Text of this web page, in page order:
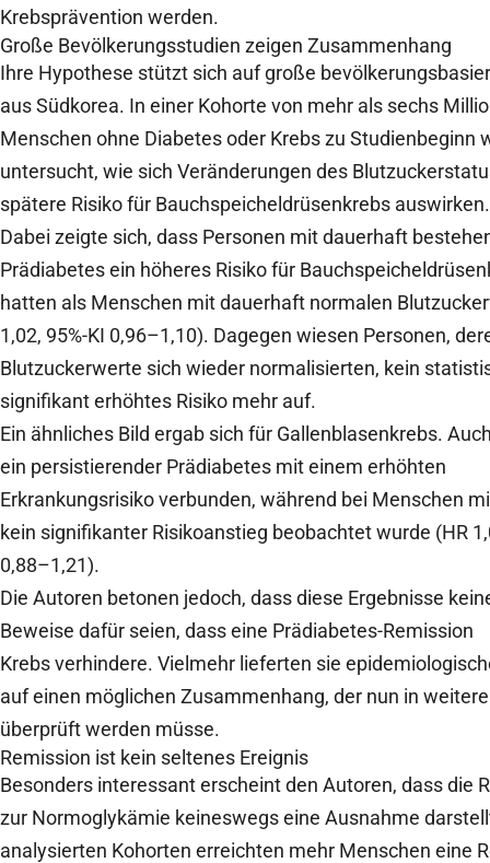
Krebsprävention werden.
Große Bevölkerungsstudien zeigen Zusammenhang
Ihre Hypothese stützt sich auf große
aus Südkorea. In einer Kohorte von mehr als sechs
Menschen ohne Diabetes oder Krebs zu Studienbeginn
untersucht, wie sich Veränderungen des
spätere Risiko für Bauchspeicheldrüsenkrebs
Dabei zeigte sich, dass Personen mit dauerhaft
Prädiabetes ein höheres Risiko für
hatten als Menschen mit dauerhaft normalen
1,02, 95%-KI 0,96–1,10). Dagegen wiesen Personen,
Blutzuckerwerte sich wieder normalisierten, kein
signifikant erhöhtes Risiko mehr auf.
Ein ähnliches Bild ergab sich für Gallenblasenkrebs.
ein persistierender Prädiabetes mit einem erhöhten
Erkrankungsrisiko verbunden, während bei Menschen
kein signifikanter Risikoanstieg beobachtet wurde (HR
0,88–1,21).
Die Autoren betonen jedoch, dass diese Ergebnisse
Beweise dafür seien, dass eine Prädiabetes-Remission
Krebs verhindere. Vielmehr lieferten sie
auf einen möglichen Zusammenhang, der nun in
überprüft werden müsse.
Remission ist kein seltenes Ereignis
Besonders interessant erscheint den Autoren, dass die
zur Normoglykämie keineswegs eine Ausnahme
analysierten Kohorten erreichten mehr Menschen eine